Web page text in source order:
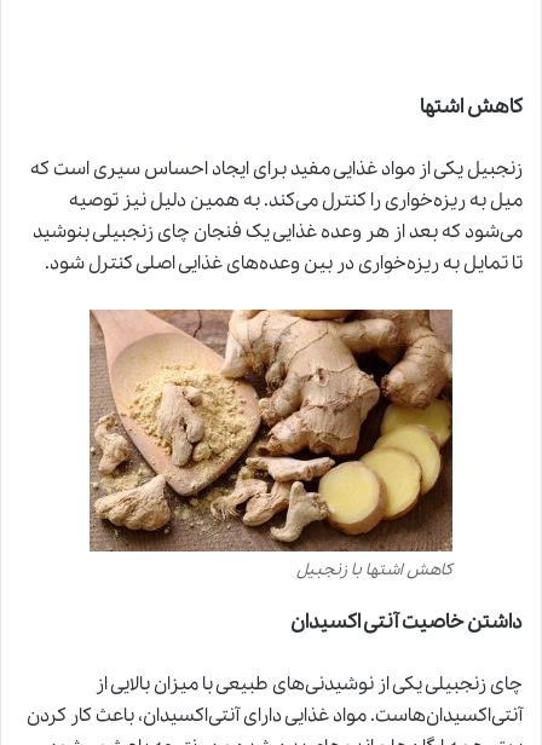
کاهش اشتها
زنجبیل یکی از مواد غذایی مفید برای ایجاد احساس سیری است که
میل به ریزه‌خواری را کنترل می‌کند. به همین دلیل نیز توصیه
می‌شود که بعد از هر وعده غذایی یک فنجان چای زنجبیلی بنوشید
تا تمایل به ریزه‌خواری در بین وعده‌های غذایی اصلی کنترل شود.
کاهش اشتها با زنجبیل
داشتن خاصیت آنتی اکسیدان
چای زنجبیلی یکی از نوشیدنی‌های طبیعی با میزان بالایی از
آنتی‌اکسیدان‌هاست. مواد غذایی دارای آنتی‌اکسیدان، باعث کار کردن